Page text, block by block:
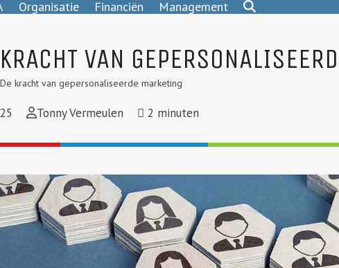
Organisatie Financiën Management
VAN
De kracht van gepersonaliseerde marketing
Tonny Vermeulen 2 minuten